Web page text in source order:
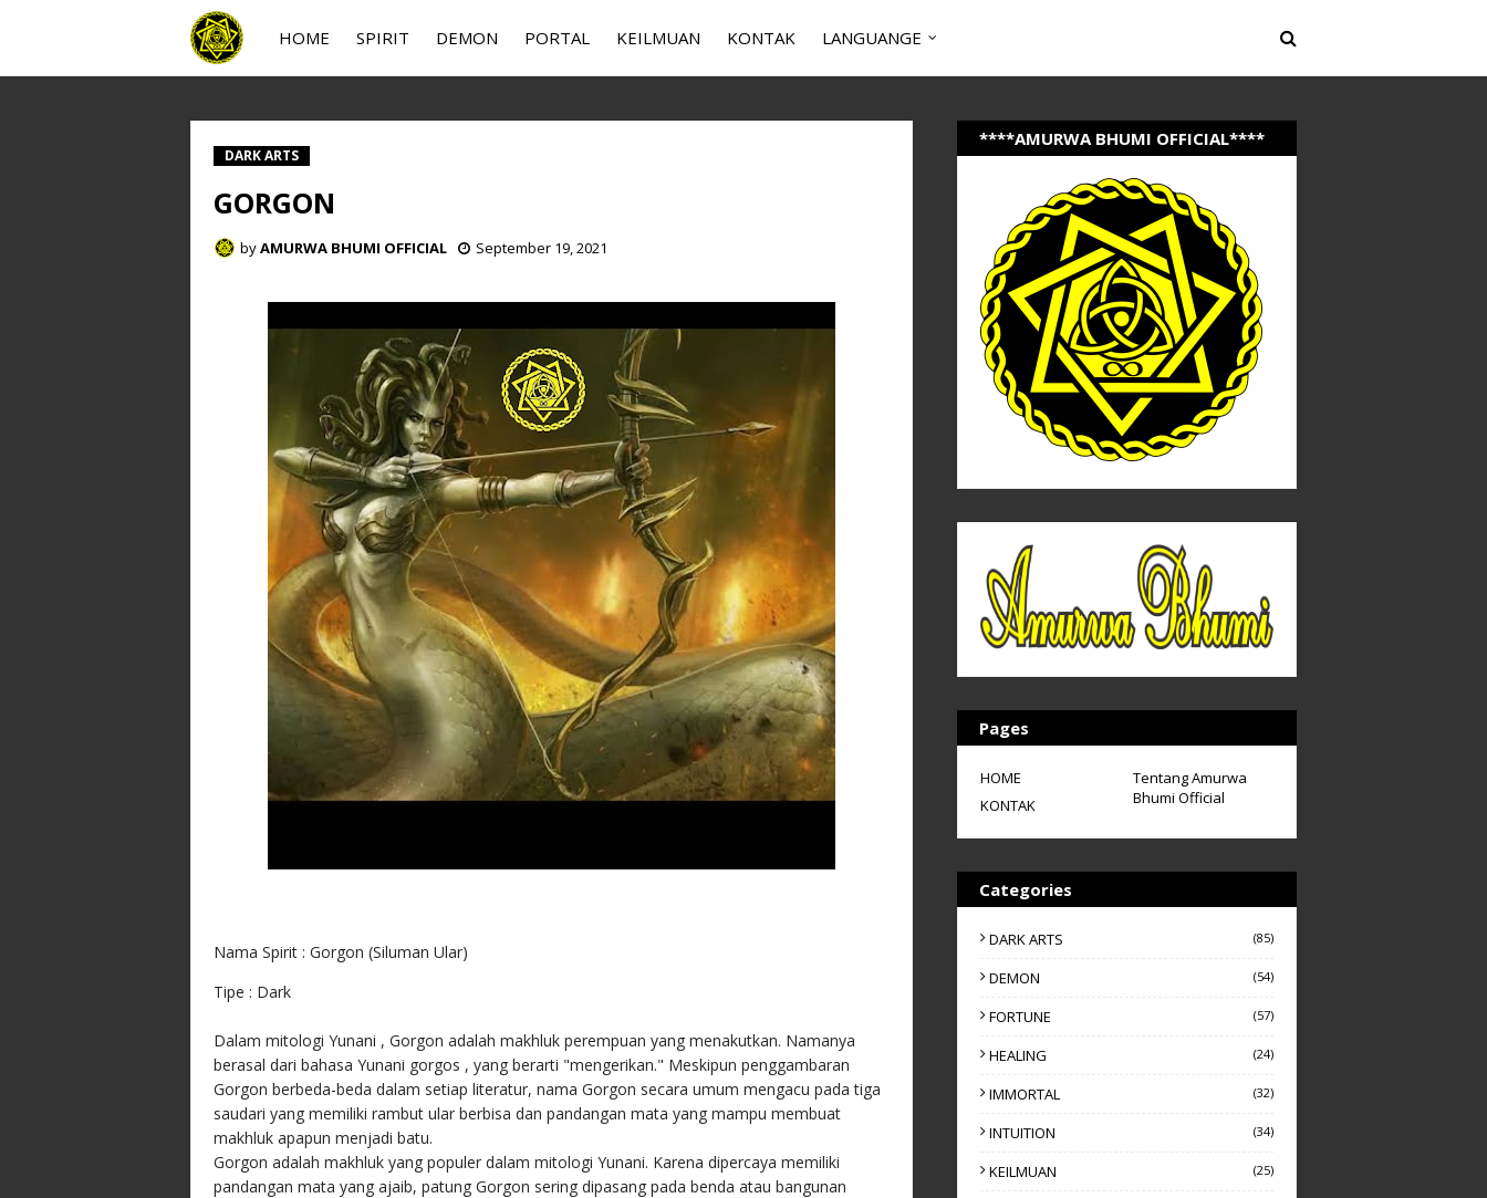
HOME SPIRIT DEMON PORTAL KEILMUAN KONTAK LANGUANGE
DARK ARTS
GORGON
byAMURWA BHUMI OFFICIAL September 19, 2021
Nama Spirit : Gorgon (Siluman Ular)
Tipe : Dark
Dalam mitologi Yunani , Gorgon adalah makhluk perempuan yang menakutkan. Namanya
berasal dari bahasa Yunani gorgos , yang berarti "mengerikan." Meskipun penggambaran
Gorgon berbeda-beda dalam setiap literatur, nama Gorgon secara umum mengacu pada tiga
saudari yang memiliki rambut ular berbisa dan pandangan mata yang mampu membuat
makhluk apapun menjadi batu.
Gorgon adalah makhluk yang populer dalam mitologi Yunani. Karena dipercaya memiliki
pandangan mata yang ajaib, patung Gorgon sering dipasang pada benda atau bangunan
****AMURWA BHUMI OFFICIAL****
Pages
HOME
Tentang Amurwa
Bhumi Official
KONTAK
Categories
DARK ARTS (85)
DEMON (54)
FORTUNE (57)
HEALING (24)
IMMORTAL (32)
INTUITION (34)
KEILMUAN (25)